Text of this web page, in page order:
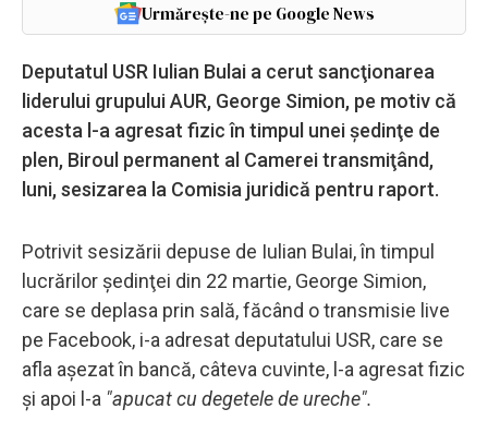
Urmărește-ne pe Google News
Deputatul USR Iulian Bulai a cerut sancţionarea
liderului grupului AUR, George Simion, pe motiv că
acesta l-a agresat fizic în timpul unei şedinţe de
plen, Biroul permanent al Camerei transmiţând,
luni, sesizarea la Comisia juridică pentru raport.
Potrivit sesizării depuse de Iulian Bulai, în timpul
lucrărilor şedinţei din 22 martie, George Simion,
care se deplasa prin sală, făcând o transmisie live
pe Facebook, i-a adresat deputatului USR, care se
afla aşezat în bancă, câteva cuvinte, l-a agresat fizic
şi apoi l-a "apucat cu degetele de ureche".